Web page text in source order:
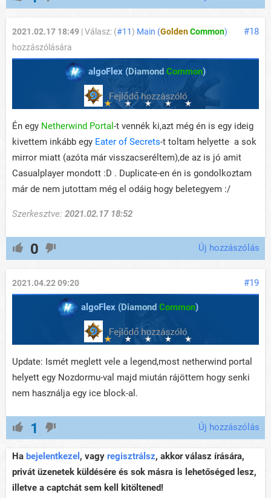
#18
2021.02.17 18:49 | Válasz: (#11) Main (GoldenCommon)
hozzászólására
algoFlex (Diamond Common)
Én egy Netherwind Portal -t vennék ki,azt még én is egy ideig
kivettem inkább egy Eater of Secrets-t toltam helyette a sok
mirror miatt (azóta már visszacseréltem),de az is jó amit
Casualplayer mondott :D . Duplicate-en én is gondolkoztam
már de nem jutottam még el odáig hogy beletegyem :/
Szerkesztve: 2021.02.17 18:52
0 Új hozzászólás
#19
2021.04.22 09:20
algoFlex (Diamond Common)
Update: Ismét meglett vele a legend,most netherwind portal
helyett egy Nozdormu-val majd miután rájöttem hogy senki
nem használja egy ice block-al.
1 Új hozzászólás
Ha bejelentkezel , vagy regisztrálsz, akkor válasz írására,
privát üzenetek küldésére és sok másra is lehetőséged lesz,
illetve a captchát sem kell kitöltened!